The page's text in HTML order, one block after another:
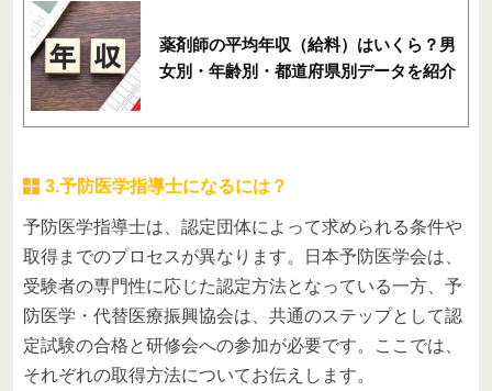
薬剤師の平均年収（給料）はいくら？男
女別・年齢別・都道府県別データを紹介
3.予防医学指導士になるには？
予防医学指導士は、認定団体によって求められる条件や
取得までのプロセスが異なります。日本予防医学会は、
受験者の専門性に応じた認定方法となっている一方、予
防医学・代替医療振興協会は、共通のステップとして認
定試験の合格と研修会への参加が必要です。ここでは、
それぞれの取得方法についてお伝えします。